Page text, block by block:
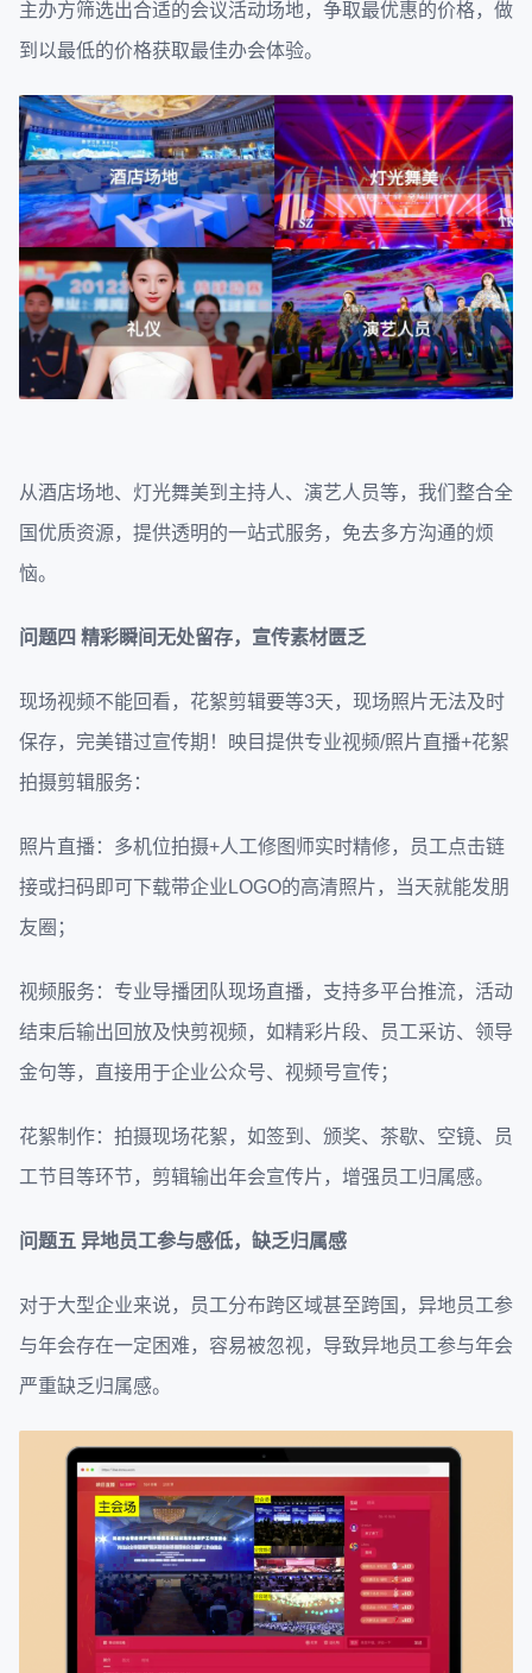
主办方筛选出合适的会议活动场地，争取最优惠的价格，做
到以最低的价格获取最佳办会体验。
从酒店场地、灯光舞美到主持人、演艺人员等，我们整合全
国优质资源，提供透明的一站式服务，免去多方沟通的烦
恼。
问题四 精彩瞬间无处留存，宣传素材匮乏
现场视频不能回看，花絮剪辑要等3天，现场照片无法及时
保存，完美错过宣传期！映目提供专业视频/照片直播+花絮
拍摄剪辑服务：
照片直播：多机位拍摄+人工修图师实时精修，员工点击链
接或扫码即可下载带企业LOGO的高清照片，当天就能发朋
友圈；
视频服务：专业导播团队现场直播，支持多平台推流，活动
结束后输出回放及快剪视频，如精彩片段、员工采访、领导
金句等，直接用于企业公众号、视频号宣传；
花絮制作：拍摄现场花絮，如签到、颁奖、茶歇、空镜、员
工节目等环节，剪辑输出年会宣传片，增强员工归属感。
问题五 异地员工参与感低，缺乏归属感
对于大型企业来说，员工分布跨区域甚至跨国，异地员工参
与年会存在一定困难，容易被忽视，导致异地员工参与年会
严重缺乏归属感。